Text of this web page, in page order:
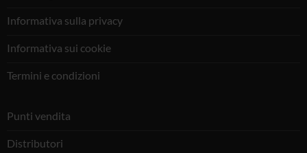
Informativa sulla privacy
Informativa sui cookie
Termini e condizioni
Punti vendita
Distributori